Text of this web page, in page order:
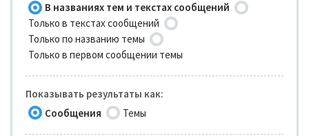
В названиях тем и текстах сообщений
Только в текстах сообщений
Только по названию темы
Только в первом сообщении темы
Показывать результаты как:
Сообщения
Темы